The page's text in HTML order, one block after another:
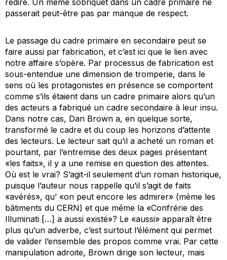
passerait peut-être pas par manque de respect.
Le passage du cadre primaire en secondaire peut se
faire aussi par fabrication, et c’est ici que le lien avec
notre affaire s’opère. Par processus de fabrication est
sous-entendue une dimension de tromperie, dans le
sens où les protagonistes en présence se comportent
comme s’ils étaient dans un cadre primaire alors qu’un
des acteurs a fabriqué un cadre secondaire à leur insu.
Dans notre cas, Dan Brown a, en quelque sorte,
transformé le cadre et du coup les horizons d’attente
des lecteurs. Le lecteur sait qu’il a acheté un roman et
pourtant, par l’entremise des deux pages présentant
«les faits», il y a une remise en question des attentes.
Où est le vrai? S’agit-il seulement d’un roman historique,
puisque l’auteur nous rappelle qu’il s’agit de faits
«avérés», qu’ «on peut encore les admirer» (même les
bâtiments du CERN) et que même la «Confrérie des
Illuminati […] a aussi existé»? Le «aussi» apparaît être
plus qu’un adverbe, c’est surtout l’élément qui permet
de valider l’ensemble des propos comme vrai. Par cette
manipulation adroite, Brown dirige son lecteur, mais